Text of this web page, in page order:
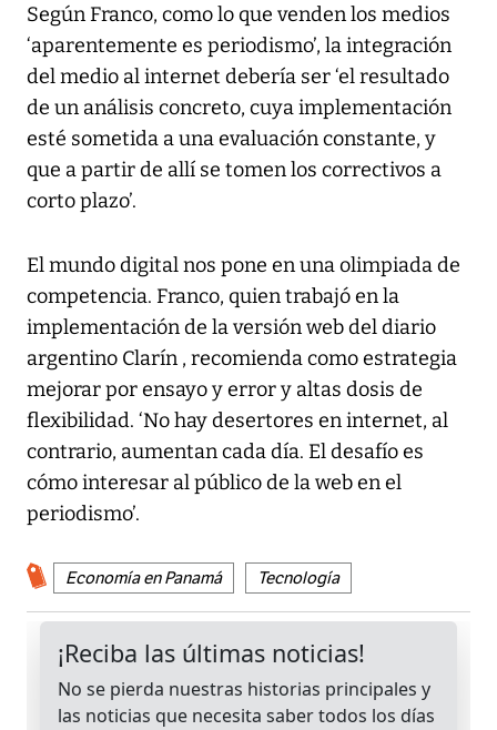
Según Franco, como lo que venden los medios
‘aparentemente es periodismo’, la integración
del medio al internet debería ser ‘el resultado
de un análisis concreto, cuya implementación
esté sometida a una evaluación constante, y
que a partir de allí se tomen los correctivos a
corto plazo’.
El mundo digital nos pone en una olimpiada de
competencia. Franco, quien trabajó en la
implementación de la versión web del diario
argentino Clarín , recomienda como estrategia
mejorar por ensayo y error y altas dosis de
flexibilidad. ‘No hay desertores en internet, al
contrario, aumentan cada día. El desafío es
cómo interesar al público de la web en el
periodismo’.
Economía en Panamá Tecnología